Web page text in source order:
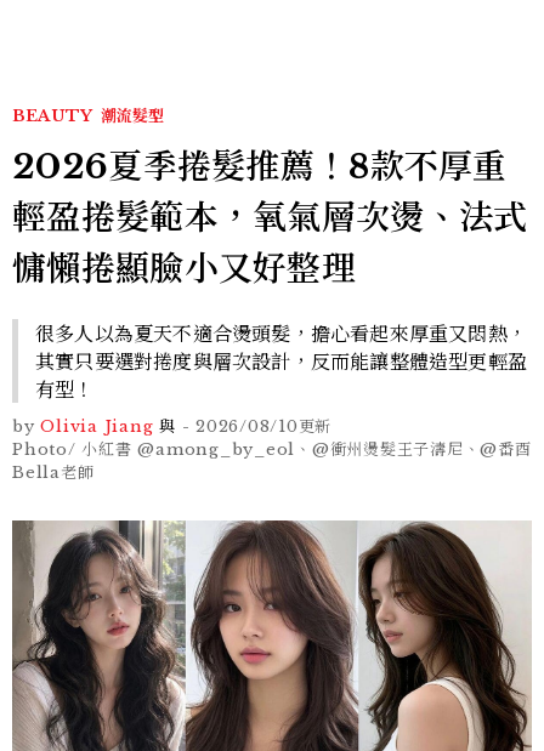
BEAUTY 潮流髮型
2026夏季捲髮推薦！8款不厚重
輕盈捲髮範本，氧氣層次燙、法式
慵懶捲顯臉小又好整理
很多人以為夏天不適合燙頭髮，擔心看起來厚重又悶熱，
其實只要選對捲度與層次設計，反而能讓整體造型更輕盈
有型！
by Olivia Jiang 與 - 2026/08/10更新
Photo/ 小紅書 @among_by_eol、@衝州燙髮王子濤尼、@番酉
Bella老師